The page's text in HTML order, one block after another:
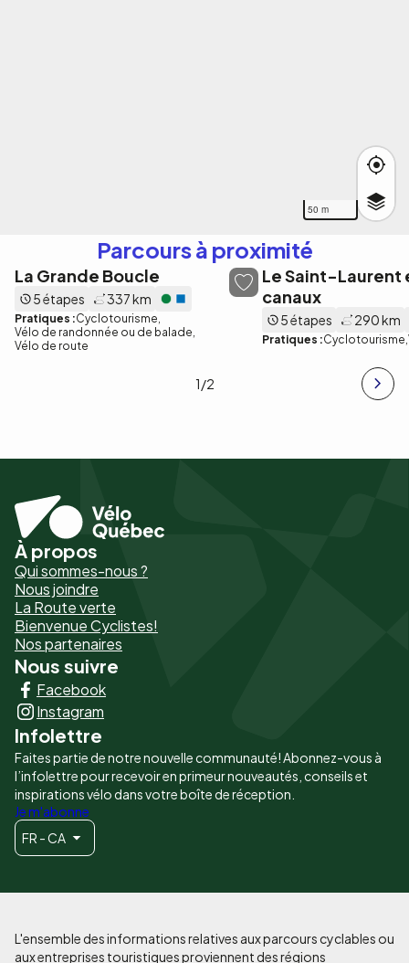
50 m
Parcours à proximité
La Grande Boucle
5 étapes 337 km
Pratiques :Cyclotourisme
Vélo de randonnée ou de balade
Vélo de route
Le Saint-Laurent
canaux
5 étapes 290 km
Pratiques :Cyclotourisme
1/2
Pied
de
page
-
Liens
principaux
À propos
Qui sommes-nous ?
Nous joindre
La Route verte
Bienvenue Cyclistes!
Nos partenaires
Nous suivre
Facebook
Instagram
Infolettre
Faites partie de notre nouvelle communauté! Abonnez-vous à
l’infolettre pour recevoir en primeur nouveautés, conseils et
inspirations vélo dans votre boîte de réception.
Je m'abonne
FR - CA
L'ensemble des informations relatives aux parcours cyclables ou
aux entreprises touristiques proviennent des régions